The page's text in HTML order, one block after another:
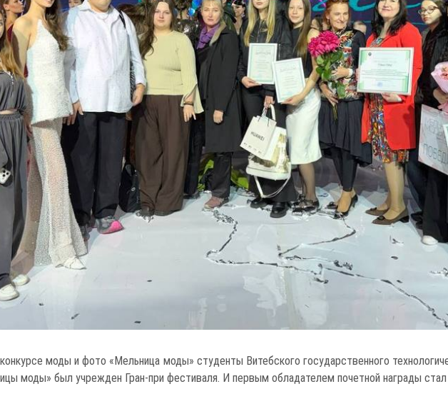
моды и фото «Мельница моды» студенты Витебского государственного
моды» был учрежден Гран-при фестиваля. И первым обладателем почетной награды